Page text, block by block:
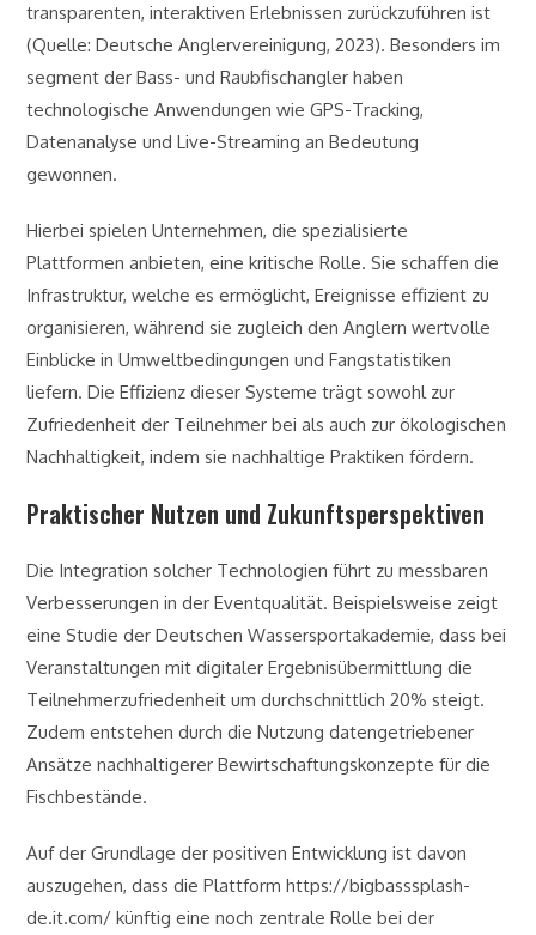
transparenten, interaktiven Erlebnissen zurückzuführen ist
(Quelle: Deutsche Anglervereinigung, 2023). Besonders im
segment der Bass- und Raubfischangler haben
technologische Anwendungen wie GPS-Tracking,
Datenanalyse und Live-Streaming an Bedeutung
gewonnen.
Hierbei spielen Unternehmen, die spezialisierte
Plattformen anbieten, eine kritische Rolle. Sie schaffen die
Infrastruktur, welche es ermöglicht, Ereignisse effizient zu
organisieren, während sie zugleich den Anglern wertvolle
Einblicke in Umweltbedingungen und Fangstatistiken
liefern. Die Effizienz dieser Systeme trägt sowohl zur
Zufriedenheit der Teilnehmer bei als auch zur ökologischen
Nachhaltigkeit, indem sie nachhaltige Praktiken fördern.
Praktischer Nutzen und Zukunftsperspektiven
Die Integration solcher Technologien führt zu messbaren
Verbesserungen in der Eventqualität. Beispielsweise zeigt
eine Studie der Deutschen Wassersportakademie, dass bei
Veranstaltungen mit digitaler Ergebnisübermittlung die
Teilnehmerzufriedenheit um durchschnittlich 20% steigt.
Zudem entstehen durch die Nutzung datengetriebener
Ansätze nachhaltigerer Bewirtschaftungskonzepte für die
Fischbestände.
Auf der Grundlage der positiven Entwicklung ist davon
auszugehen, dass die Plattform https://bigbasssplash-
de.it.com/ künftig eine noch zentrale Rolle bei der